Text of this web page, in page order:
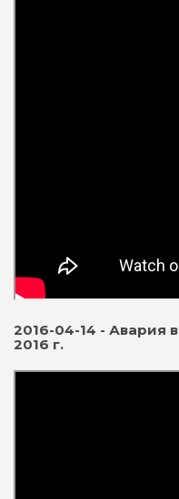
2016-04-14 - Авария
2016 г.